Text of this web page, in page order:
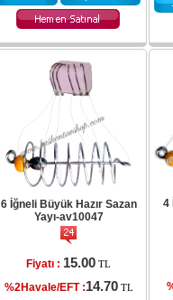
6 İğneli Büyük Hazır Sazan
Yayı-av10047
Fiyatı : 15.00 TL
%2Havale/EFT :14.70 TL
4